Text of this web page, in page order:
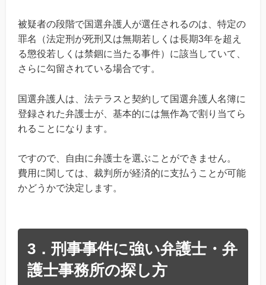
被疑者の段階で国選弁護人が選任されるのは、特定の
罪名（法定刑が死刑又は無期若しくは長期3年を超え
る懲役若しくは禁錮に当たる事件）に該当していて、
さらに勾留されている場合です。
国選弁護人は、法テラスと契約して国選弁護人名簿に
登録された弁護士が、基本的には無作為で割り当てら
れることになります。
ですので、自由に弁護士を選ぶことができません。
費用に関しては、裁判所が経済的に支払うことが可能
かどうかで決定します。
3．刑事事件に強い弁護士・弁
護士事務所の探し方